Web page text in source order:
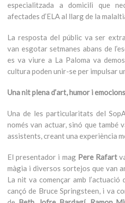
especialitzada a domicili que
afectades d’ELA al llarg de la
La resposta del públic va ser
van esgotar setmanes abans de
es va viure a La Paloma va
cultura poden unir-se per impulsar
Una nit plena d’art, humor i emocions
Una de les particularitats del
només van actuar, sinó que també
assistents, creant una experiència
El presentador i mag Pere Rafart
màgia i diversos sortejos que van
La nit va començar amb l’actuació
cançó de Bruce Springsteen, i va